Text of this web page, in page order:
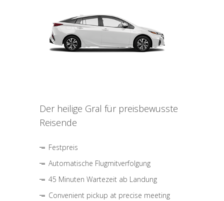
Der heilige Gral für preisbewusste
Reisende
Festpreis
Automatische Flugmitverfolgung
45 Minuten Wartezeit ab Landung
Convenient pickup at precise meeting